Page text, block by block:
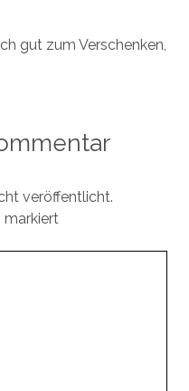
gut zum Verschenken,
veröffentlicht.
markiert